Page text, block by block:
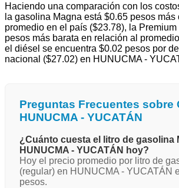
Haciendo una comparación con los
la gasolina Magna está $0.65 pesos más
promedio en el país ($23.78), la
pesos más barata en relación al
el diésel se encuentra $0.02 pesos por
nacional ($27.02) en HUNUCMA -
Preguntas Frecuentes sobre
HUNUCMA - YUCATÁN
¿Cuánto cuesta el litro de gasolina
HUNUCMA - YUCATÁN hoy?
Hoy el precio promedio por litro de
(regular) en HUNUCMA - YUCATÁN
pesos.